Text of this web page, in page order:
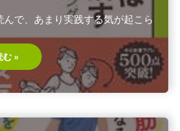
んで、あまり実践する気が起こら
む »